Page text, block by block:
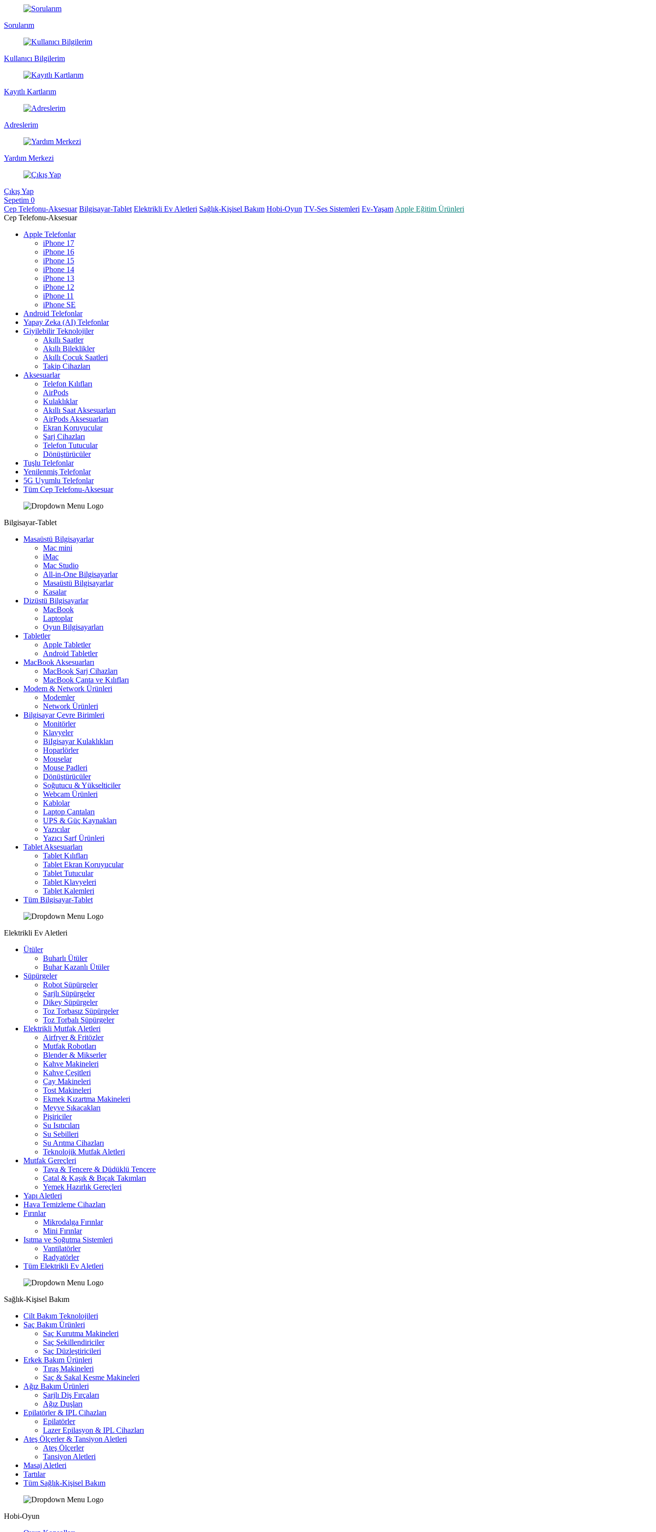
Sorularım
Kullanıcı Bilgilerim
Kayıtlı Kartlarım
Adreslerim
Yardım Merkezi
Çıkış Yap
Sepetim 0
Cep Telefonu-Aksesuar Bilgisayar-Tablet Elektrikli Ev Aletleri Sağlık-Kişisel Bakım Hobi-Oyun TV-Ses Sistemleri Ev-Yaşam Apple Eğitim Ürünleri
Cep Telefonu-Aksesuar
Apple Telefonlar
iPhone 17
iPhone 16
iPhone 15
iPhone 14
iPhone 13
iPhone 12
iPhone 11
iPhone SE
Android Telefonlar
Yapay Zeka (AI) Telefonlar
Giyilebilir Teknolojiler
Akıllı Saatler
Akıllı Bileklikler
Akıllı Çocuk Saatleri
Takip Cihazları
Aksesuarlar
Telefon Kılıfları
AirPods
Kulaklıklar
Akıllı Saat Aksesuarları
AirPods Aksesuarları
Ekran Koruyucular
Şarj Cihazları
Telefon Tutucular
Dönüştürücüler
Tuşlu Telefonlar
Yenilenmiş Telefonlar
5G Uyumlu Telefonlar
Tüm Cep Telefonu-Aksesuar
Bilgisayar-Tablet
Masaüstü Bilgisayarlar
Mac mini
iMac
Mac Studio
All-in-One Bilgisayarlar
Masaüstü Bilgisayarlar
Kasalar
Dizüstü Bilgisayarlar
MacBook
Laptoplar
Oyun Bilgisayarları
Tabletler
Apple Tabletler
Android Tabletler
MacBook Aksesuarları
MacBook Şarj Cihazları
MacBook Çanta ve Kılıfları
Modem & Network Ürünleri
Modemler
Network Ürünleri
Bilgisayar Çevre Birimleri
Monitörler
Klavyeler
BiIgisayar Kulaklıkları
Hoparlörler
Mouselar
Mouse Padleri
Dönüştürücüler
Soğutucu & Yükselticiler
Webcam Ürünleri
Kablolar
Laptop Çantaları
UPS & Güç Kaynakları
Yazıcılar
Yazıcı Sarf Ürünleri
Tablet Aksesuarları
Tablet Kılıfları
Tablet Ekran Koruyucular
Tablet Tutucular
Tablet Klavyeleri
Tablet Kalemleri
Tüm Bilgisayar-Tablet
Elektrikli Ev Aletleri
Ütüler
Buharlı Ütüler
Buhar Kazanlı Ütüler
Süpürgeler
Robot Süpürgeler
Şarjlı Süpürgeler
Dikey Süpürgeler
Toz Torbasız Süpürgeler
Toz Torbalı Süpürgeler
Elektrikli Mutfak Aletleri
Airfryer & Fritözler
Mutfak Robotları
Blender & Mikserler
Kahve Makineleri
Kahve Çeşitleri
Çay Makineleri
Tost Makineleri
Ekmek Kızartma Makineleri
Meyve Sıkacakları
Pişiriciler
Su Isıtıcıları
Su Sebilleri
Su Arıtma Cihazları
Teknolojik Mutfak Aletleri
Mutfak Gereçleri
Tava & Tencere & Düdüklü Tencere
Çatal & Kaşık & Bıçak Takımları
Yemek Hazırlık Gereçleri
Yapı Aletleri
Hava Temizleme Cihazları
Fırınlar
Mikrodalga Fırınlar
Mini Fırınlar
Isıtma ve Soğutma Sistemleri
Vantilatörler
Radyatörler
Tüm Elektrikli Ev Aletleri
Sağlık-Kişisel Bakım
Cilt Bakım Teknolojileri
Saç Bakım Ürünleri
Saç Kurutma Makineleri
Saç Şekillendiriciler
Saç Düzleştiricileri
Erkek Bakım Ürünleri
Tıraş Makineleri
Saç & Sakal Kesme Makineleri
Ağız Bakım Ürünleri
Şarjlı Diş Fırçaları
Ağız Duşları
Epilatörler & IPL Cihazları
Epilatörler
Lazer Epilasyon & IPL Cihazları
Ateş Ölçerler & Tansiyon Aletleri
Ateş Ölçerler
Tansiyon Aletleri
Masaj Aletleri
Tartılar
Tüm Sağlık-Kişisel Bakım
Hobi-Oyun